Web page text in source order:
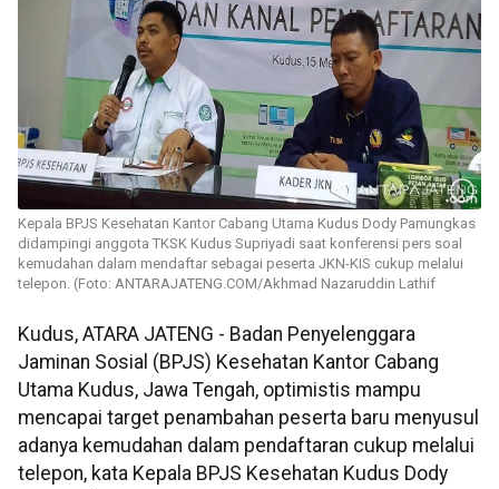
Kepala BPJS Kesehatan Kantor Cabang Utama Kudus Dody Pamungkas
didampingi anggota TKSK Kudus Supriyadi saat konferensi pers soal
kemudahan dalam mendaftar sebagai peserta JKN-KIS cukup melalui
telepon. (Foto: ANTARAJATENG.COM/Akhmad Nazaruddin Lathif
Kudus, ATARA JATENG - Badan Penyelenggara
Jaminan Sosial (BPJS) Kesehatan Kantor Cabang
Utama Kudus, Jawa Tengah, optimistis mampu
mencapai target penambahan peserta baru menyusul
adanya kemudahan dalam pendaftaran cukup melalui
telepon, kata Kepala BPJS Kesehatan Kudus Dody